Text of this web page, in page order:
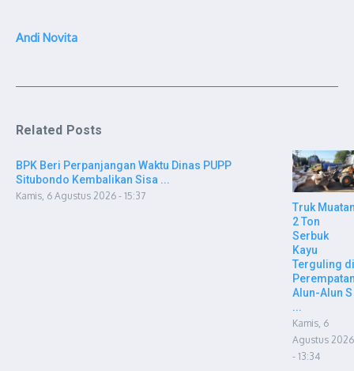
Andi Novita
Related Posts
BPK Beri Perpanjangan Waktu Dinas PUPP
Situbondo Kembalikan Sisa ...
Kamis, 6 Agustus 2026 - 15:37
Truk
2 Ton
Serbuk
Kayu
Terguling di
Alun-Alun S
...
Kamis, 6
Agustus 2026
- 13:34